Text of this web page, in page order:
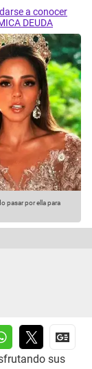
a conocer
DEUDA
pasar por ella para
sus